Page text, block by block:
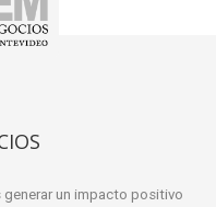
generar un impacto positivo